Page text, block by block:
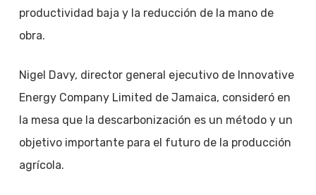
productividad baja y la reducción de la mano de
obra.
Nigel Davy, director general ejecutivo de Innovative
Energy Company Limited de Jamaica, consideró en
la mesa que la descarbonización es un método y un
objetivo importante para el futuro de la producción
agrícola.